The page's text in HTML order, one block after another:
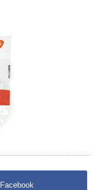
Facebook